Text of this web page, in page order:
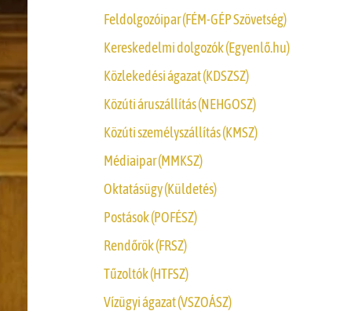
Feldolgozóipar (FÉM-GÉP Szövetség)
Kereskedelmi dolgozók (Egyenlő.hu)
Közlekedési ágazat (KDSZSZ)
Közúti áruszállítás (NEHGOSZ)
Közúti személyszállítás (KMSZ)
Médiaipar (MMKSZ)
Oktatásügy (Küldetés)
Postások (POFÉSZ)
Rendőrök (FRSZ)
Tűzoltók (HTFSZ)
Vízügyi ágazat (VSZOÁSZ)